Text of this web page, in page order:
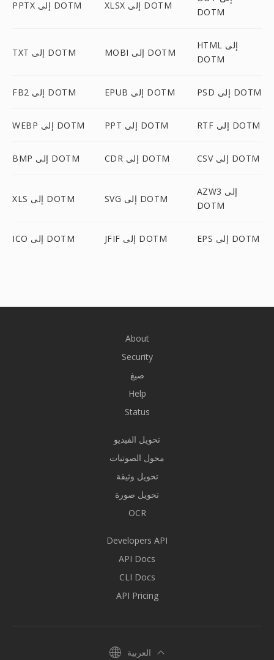
PPTX إلى DOTM XLSX إلى DOTM
DOTM
TXT إلى DOTM MOBI إلى DOTM
HTML إلى
DOTM
FB2 إلى DOTM EPUB إلى DOTM PSD إلى DOTM
WEBP إلى DOTM PPT إلى DOTM RTF إلى DOTM
BMP إلى DOTM CDR إلى DOTM CSV إلى DOTM
XLS إلى DOTM SVG إلى DOTM
AZW3 إلى
DOTM
ICO إلى DOTM JFIF إلى DOTM EPS إلى DOTM
About
Security
صيغ
Help
Status
تحويل الفيديو
محول الصوتيات
تحويل وثيقة
تحويل صورة
OCR
Developers API
API Docs
CLI Docs
API Pricing
العربية